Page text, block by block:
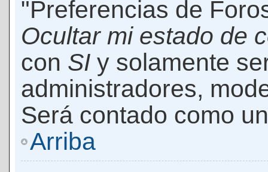
"Preferencias de
Ocultar mi estado de
con SI y solamente
administradores,
Será contado como
Arriba